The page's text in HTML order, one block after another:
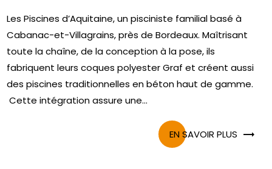
Les Piscines d’Aquitaine, un pisciniste familial basé à
Cabanac-et-Villagrains, près de Bordeaux. Maîtrisant
toute la chaîne, de la conception à la pose, ils
fabriquent leurs coques polyester Graf et créent aussi
des piscines traditionnelles en béton haut de gamme.
Cette intégration assure une...
EN SAVOIR PLUS